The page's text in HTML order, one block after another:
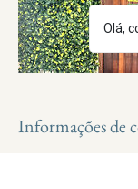
Informações de
Olá,